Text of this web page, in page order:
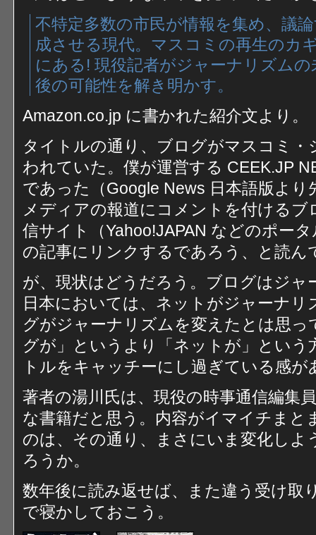
不特定多数の市民が情報を集め、議
成させる現代。マスコミの再生のカ
にある! 現役記者がジャーナリズム
後の可能性を解き明かす。
Amazon.co.jp に書かれた紹介文より。
タイトルの通り、ブログがマスコミ
われていた。僕が運営する CEEK.JP
であった（Google News 日本語版よ
メディアの報道にコメントを付ける
信サイト（Yahoo!JAPAN などのポー
の記事にリンクするであろう、と読ん
が、現状はどうだろう。ブログはジ
日本においては、ネットがジャーナ
グがジャーナリズムを変えたとは思
グが」というより「ネットが」とい
トルをキャッチーにし過ぎている感が
著者の湯川氏は、現役の時事通信編集
な書籍だと思う。内容がイマイチま
のは、その通り、まさにいま変化し
ろうか。
数年後に読み返せば、また違う受け取
で寝かしておこう。